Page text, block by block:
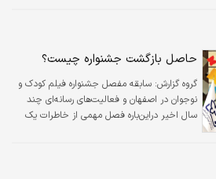
‌حاصل بازگشت جشنواره چیست؟
گروه گزارش:
سابقه مفصل جشنواره فیلم کودک و
نوجوان در اصفهان و فعالیت‌های رسانه‌ای چند
سال اخیر دراین‌باره فصل مهمی از خاطرات یک